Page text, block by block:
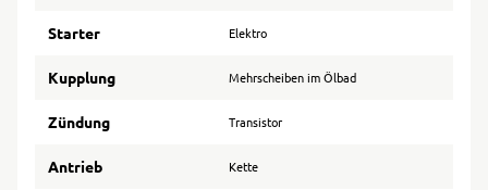
Starter Elektro
Kupplung Mehrscheiben im Ölbad
Zündung Transistor
Antrieb Kette